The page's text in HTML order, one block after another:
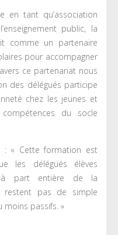
en tant qu’association
public, la
comme un partenaire
pour accompagner
ce partenariat nous
des délégués participe
chez les jeunes et
compétences du socle
: « Cette formation est
les délégués élèves
à part entière de la
restent pas de simple
moins passifs. »